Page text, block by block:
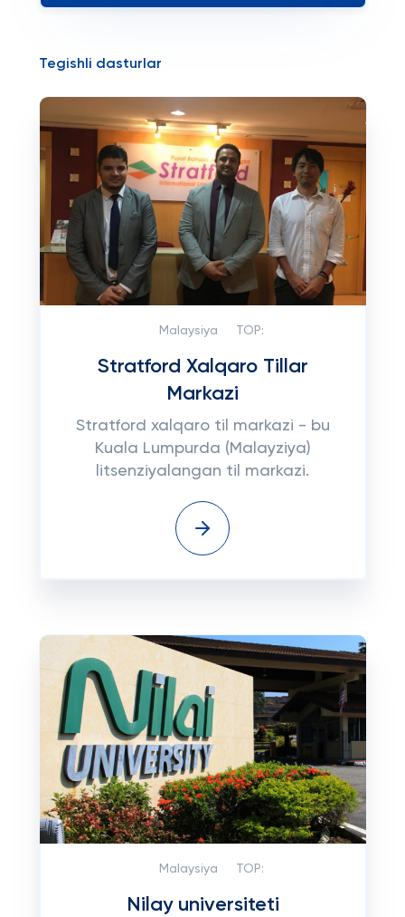
Tegishli dasturlar
Malaysiya TOP:
Stratford Xalqaro Tillar
Markazi
Stratford xalqaro til markazi - bu
Kuala Lumpurda (Malayziya)
litsenziyalangan til markazi.
Malaysiya TOP:
Nilay universiteti